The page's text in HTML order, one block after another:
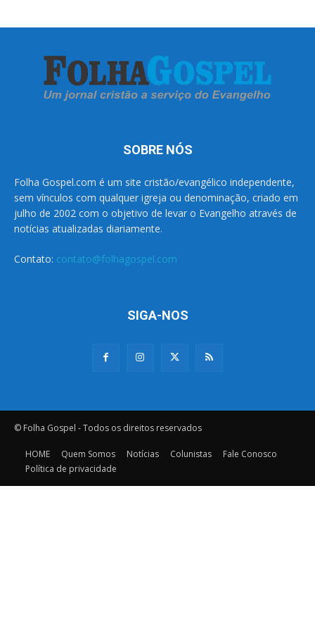
SOBRE NÓS
Folha Gospel.com é um site cristão/evangélico independente,
sem vínculos com qualquer igreja ou denominação, criado em
julho de 2002 com o objetivo de levar o Evangelho através de
notícias atualizadas diariamente.
Contato: contato@folhagospel.com
SIGA-NOS
© Folha Gospel - Todos os direitos reservados
HOME Quem Somos Notícias Colunistas
Fale Conosco
Política de privacidade